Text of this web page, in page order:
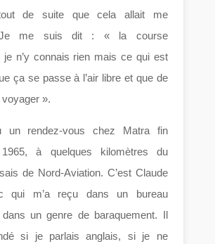
de suite que cela allait me
Je me suis dit : « la course
je n’y connais rien mais ce qui est
ça se passe à l’air libre et que de
».
un rendez-vous chez Matra fin
1965, à quelques kilomètres du
de Nord-Aviation. C’est Claude
qui m’a reçu dans un bureau
dans un genre de baraquement. Il
si je parlais anglais, si je ne